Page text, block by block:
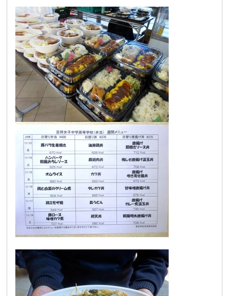
保護者の方へ
在校生の方へ
卒業生及び卒業生保護者の方へ
KICHIJO NEWS
アクセス
お問い合わせ 個人情報保護について